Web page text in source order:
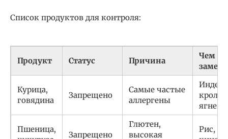
Список продуктов для контроля:
Продукт Статус Причина
Чем
Курица,
говядина
Запрещено
Самые частые
аллергены
Пшеница,
Запрещено
Глютен,
высокая
Рис,